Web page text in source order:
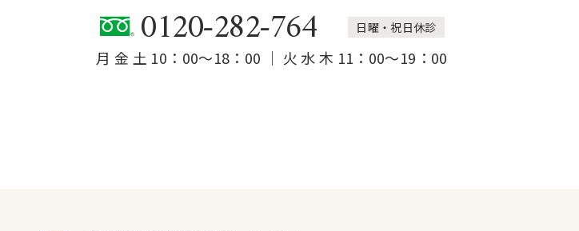
0120-282-764 日曜・祝日休診
月 金 土 10：00～18：00 ｜ 火 水 木 11：00～19：00